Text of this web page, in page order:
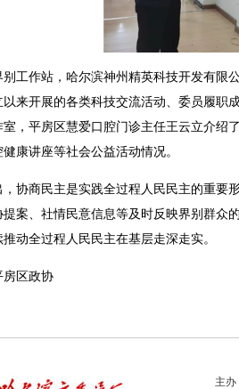
作站，哈尔滨神州精英科技开发有限
以来开展的各类科技交流活动、委员履职
，平房区慧爱口腔门诊主任王云立介绍
康讲座等社会公益活动情况。
商民主是实践全过程人民民主的重要
提案、社情民意信息等及时反映界别群众
动全过程人民民主在基层走深走实。
区政协
主